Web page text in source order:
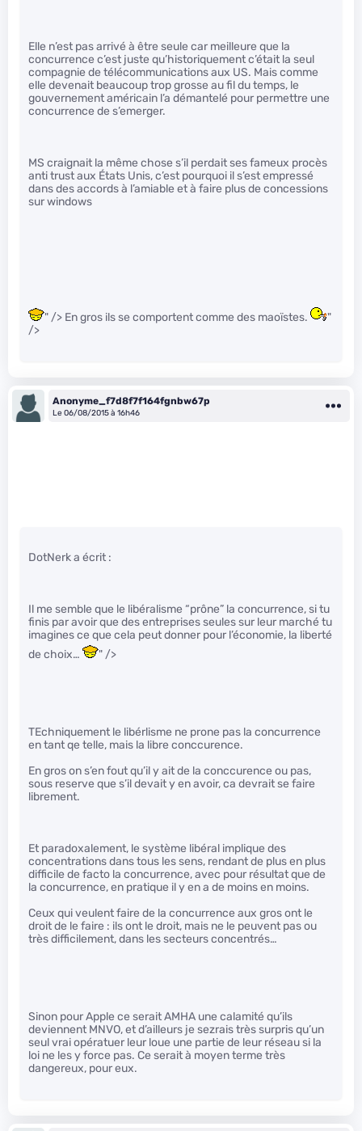
Elle n’est pas arrivé à être seule car meilleure que la
concurrence c’est juste qu’historiquement c’était la seul
compagnie de télécommunications aux US. Mais comme
elle devenait beaucoup trop grosse au fil du temps, le
gouvernement américain l’a démantelé pour permettre une
concurrence de s’emerger.
MS craignait la même chose s’il perdait ses fameux procès
anti trust aux États Unis, c’est pourquoi il s’est empressé
dans des accords à l’amiable et à faire plus de concessions
sur windows
" /> En gros ils se comportent comme des maoïstes.
"
/>
Anonyme_f7d8f7f164fgnbw67p
Le 06/08/2015 à 16h46
DotNerk a écrit :
Il me semble que le libéralisme “prône” la concurrence, si tu
finis par avoir que des entreprises seules sur leur marché tu
imagines ce que cela peut donner pour l’économie, la liberté
de choix…
" />
TEchniquement le libérlisme ne prone pas la concurrence
en tant qe telle, mais la libre conccurence.
En gros on s’en fout qu’il y ait de la conccurence ou pas,
sous reserve que s’il devait y en avoir, ca devrait se faire
librement.
Et paradoxalement, le système libéral implique des
concentrations dans tous les sens, rendant de plus en plus
difficile de facto la concurrence, avec pour résultat que de
la concurrence, en pratique il y en a de moins en moins.
Ceux qui veulent faire de la concurrence aux gros ont le
droit de le faire : ils ont le droit, mais ne le peuvent pas ou
très difficilement, dans les secteurs concentrés…
Sinon pour Apple ce serait AMHA une calamité qu’ils
deviennent MNVO, et d’ailleurs je sezrais très surpris qu’un
seul vrai opératuer leur loue une partie de leur réseau si la
loi ne les y force pas. Ce serait à moyen terme très
dangereux, pour eux.